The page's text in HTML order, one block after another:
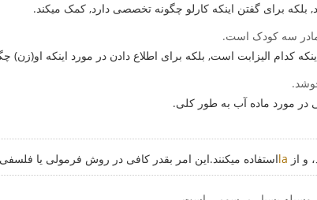
برای گفتن اینکه کارلو چگونه تخصصی دارد, کمک میکند.
مادر سه کودک است.
کدام الیزابت است, بلکه برای اطلاع دادن در مورد اینکه او(زن)
مورد ماده آب به طور کلی.
و از laاستفاده میکنند.این امر بقدر کافی در روش فرمولی یا